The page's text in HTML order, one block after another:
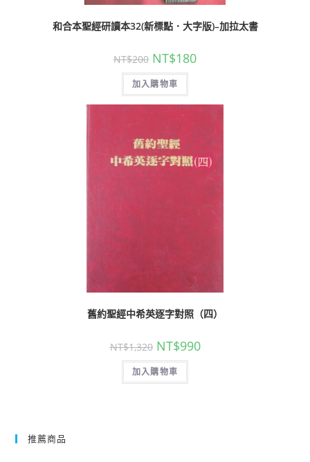
和合本聖經研讀本32(新標點．大字版)–加拉太書
NT$200 NT$180
加入購物車
舊約聖經中希英逐字對照（四）
NT$1,320 NT$990
加入購物車
推薦商品